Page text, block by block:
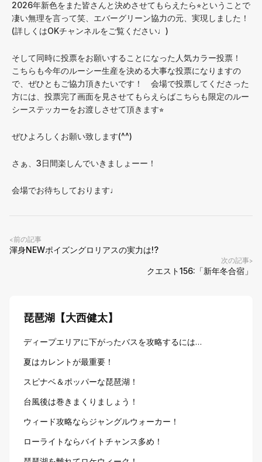
2026年新色をまた皆さんと決めさせてもらえたら⭐︎ということで
凄い無理を言って笑、エバーグリーン協力の元、実現しました！
(詳しくはOKチャンネルをご覧ください♩)
そして同時に投票をお願いすることになった人気カラー投票！
こちらも今年のルーシー生産を決める大事な投票になりますの
で、ぜひともご協力頂きたいです！ 会場で投票してくださった
方には、投票完了画面を見させてもらえらばこちらも限定のルー
シーステッカーをお渡しさせて頂きます⭐︎
ぜひよろしくお願い致します(^^)
さぁ、3日間楽しんでいきましょーー！
会場でお待ちしております♩
<前の記事
渾身NEWポイズングロリアスの実力は!?
次の記事>
クエスト156:「新年冬合宿」
琵琶湖【大西健太】
ディープエリアに下がったバスを攻略するには…
夏はカレントが最重要！
スピナベ＆ポッパーな琵琶湖！
台風後は巻きまくりましょう！
ウィード攻略ならジャングルウォーカー！
ローライトならバイトチャンス多め！